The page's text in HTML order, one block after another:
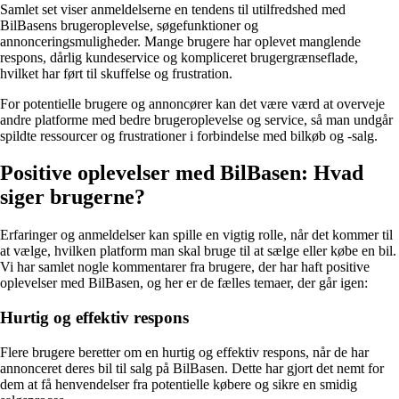
Samlet set viser anmeldelserne en tendens til utilfredshed med
BilBasens brugeroplevelse, søgefunktioner og
annonceringsmuligheder. Mange brugere har oplevet manglende
respons, dårlig kundeservice og kompliceret brugergrænseflade,
hvilket har ført til skuffelse og frustration.
For potentielle brugere og annoncører kan det være værd at overveje
andre platforme med bedre brugeroplevelse og service, så man undgår
spildte ressourcer og frustrationer i forbindelse med bilkøb og -salg.
Positive oplevelser med BilBasen: Hvad
siger brugerne?
Erfaringer og anmeldelser kan spille en vigtig rolle, når det kommer til
at vælge, hvilken platform man skal bruge til at sælge eller købe en bil.
Vi har samlet nogle kommentarer fra brugere, der har haft positive
oplevelser med BilBasen, og her er de fælles temaer, der går igen:
Hurtig og effektiv respons
Flere brugere beretter om en hurtig og effektiv respons, når de har
annonceret deres bil til salg på BilBasen. Dette har gjort det nemt for
dem at få henvendelser fra potentielle købere og sikre en smidig